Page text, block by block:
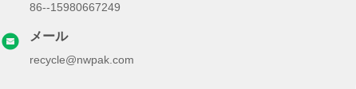
86--15980667249
メール
recycle@nwpak.com